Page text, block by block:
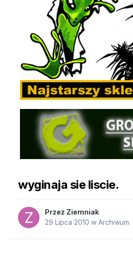
wyginaja sie liscie.
Przez Ziemniak
29 Lipca 2010 w Archiwum